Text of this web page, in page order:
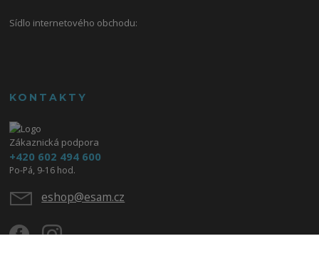
Sídlo internetového obchodu:
KONTAKTY
Zákaznická podpora
+420 602 494 600
Po-Pá, 9-16 hod.
eshop@esam.cz